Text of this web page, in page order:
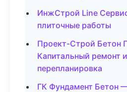
ИнжСтрой Line
плиточные работы
Проект-Строй Бетон
Капитальный ремонт и
перепланировка
ГК Фундамент Бетон